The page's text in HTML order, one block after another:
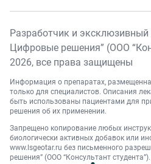
Разработчик и
Цифровые решения” (ООО
2026, все права защищены
Информация о препаратах,
только для специалистов. Описания
быть использованы пациентами для
решения об их применении.
Запрещено копирование любых
биологически активных добавок или
www.lsgeotar.ru без письменного
решения” (ООО “Консультант студента”).